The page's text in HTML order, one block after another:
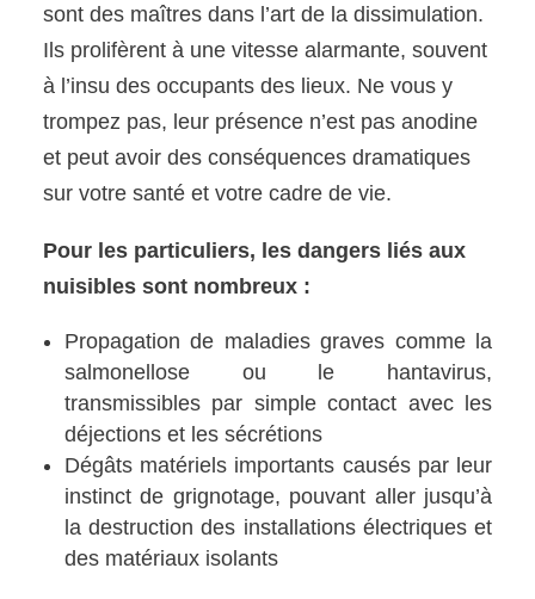
sont des maîtres dans l’art de la dissimulation.
Ils prolifèrent à une vitesse alarmante, souvent
à l’insu des occupants des lieux. Ne vous y
trompez pas, leur présence n’est pas anodine
et peut avoir des conséquences dramatiques
sur votre santé et votre cadre de vie.
Pour les particuliers, les dangers liés aux
nuisibles sont nombreux :
Propagation de maladies graves comme la
salmonellose ou le hantavirus,
transmissibles par simple contact avec les
déjections et les sécrétions
Dégâts matériels importants causés par leur
instinct de grignotage, pouvant aller jusqu’à
la destruction des installations électriques et
des matériaux isolants